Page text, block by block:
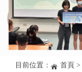
目前位置： 首頁 >